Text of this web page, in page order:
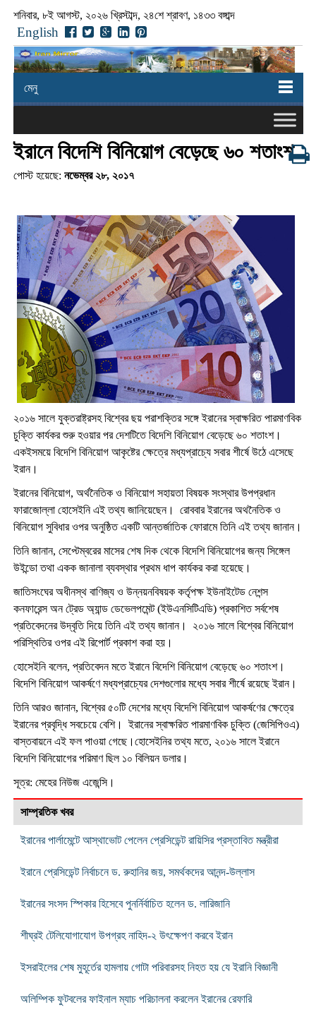
শনিবার, ৮ই আগস্ট, ২০২৬ খ্রিস্টাব্দ, ২৪শে শ্রাবণ, ১৪৩৩ বঙ্গাব্দ
English
মেনু
ইরানে বিদেশি বিনিয়োগ বেড়েছে ৬০ শতাংশ
পোস্ট হয়েছে: নভেম্বর ২৮, ২০১৭
২০১৬ সালে যুক্তরাষ্ট্রসহ বিশ্বের ছয় পরাশক্তির সঙ্গে ইরানের স্বাক্ষরিত পারমাণবিক
চুক্তি কার্যকর শুরু হওয়ার পর দেশটিতে বিদেশি বিনিয়োগ বেড়েছে ৬০ শতাংশ।
একইসময়ে বিদেশি বিনিয়োগ আকৃষ্টের ক্ষেত্রে মধ্যপ্রাচ্যে সবার শীর্ষে উঠে এসেছে
ইরান।
ইরানের বিনিয়োগ, অর্থনৈতিক ও বিনিয়োগ সহায়তা বিষয়ক সংস্থার উপপ্রধান
ফারাজোল্লা হোসেইনি এই তথ্য জানিয়েছেন। রোববার ইরানের অথনৈতিক ও
বিনিয়োগ সুবিধার ওপর অনুষ্ঠিত একটি আন্তর্জাতিক ফোরামে তিনি এই তথ্য জানান।
তিনি জানান, সেপ্টেম্বরের মাসের শেষ দিক থেকে বিদেশি বিনিয়োগের জন্য সিঙ্গেল
উইন্ডো তথা একক জানালা ব্যবস্থার প্রথম ধাপ কার্যকর করা হয়েছে।
জাতিসংঘের অধীনস্থ বাণিজ্য ও উন্নয়নবিষয়ক কর্তৃপক্ষ ইউনাইটেড নেশন্স
কনফারেন্স অন ট্রেড অ্যান্ড ডেভেলপমেন্ট (ইউএনসিটিএডি) প্রকাশিত সর্বশেষ
প্রতিবেদনের উদ্বৃতি দিয়ে তিনি এই তথ্য জানান। ২০১৬ সালে বিশ্বের বিনিয়োগ
পরিস্থিতির ওপর এই রিপোর্ট প্রকাশ করা হয়।
হোসেইনি বলেন, প্রতিবেদন মতে ইরানে বিদেশি বিনিয়োগ বেড়েছে ৬০ শতাংশ।
বিদেশি বিনিয়োগ আকর্ষণে মধ্যপ্রাচ্যের দেশগুলোর মধ্যে সবার শীর্ষে রয়েছে ইরান।
তিনি আরও জানান, বিশ্বের ৫০টি দেশের মধ্যে বিদেশি বিনিয়োগ আকর্ষণের ক্ষেত্রে
ইরানের প্রবৃদ্ধি সবচেয়ে বেশি। ইরানের স্বাক্ষরিত পারমাণবিক চুক্তি (জেসিপিওএ)
বাস্তবায়নে এই ফল পাওয়া গেছে।হোসেইনির তথ্য মতে, ২০১৬ সালে ইরানে
বিদেশি বিনিয়োগের পরিমাণ ছিল ১০ বিলিয়ন ডলার।
সূত্র: মেহের নিউজ এজেন্সি।
সাম্প্রতিক খবর
ইরানের পার্লামেন্টে আস্থাভোট পেলেন প্রেসিডেন্ট রায়িসির প্রস্তাবিত মন্ত্রীরা
ইরানে প্রেসিডেন্ট নির্বাচনে ড. রুহানির জয়, সমর্থকদের আনন্দ-উল্লাস
ইরানের সংসদ স্পিকার হিসেবে পুনর্নির্বাচিত হলেন ড. লারিজানি
শীঘ্রই টেলিযোগাযোগ উপগ্রহ নাহিদ-২ উৎক্ষেপণ করবে ইরান
ইসরাইলের শেষ মুহূর্তের হামলায় গোটা ‌পরিবারসহ নিহত হয় যে ইরানি বিজ্ঞানী
অলিম্পিক ফুটবলের ফাইনাল ম্যাচ পরিচালনা করলেন ইরানের রেফারি